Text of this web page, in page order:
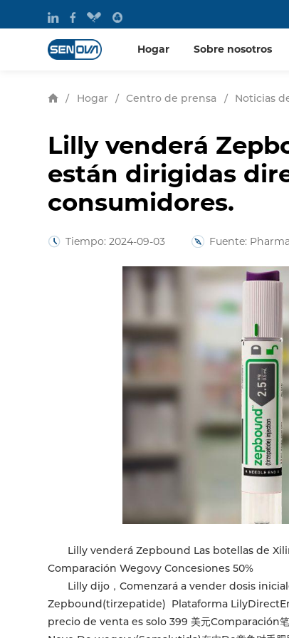
Hogar Sobre nosotros
/ Hogar / Centro de prensa / Noticias
Lilly venderá
están dirigidas
consumidores.
Tiempo: 2024-09-03 Fuente:
Lilly venderá Zepbound Las botellas de
Comparación Wegovy Concesiones 50%
Lilly dijo，Comenzará a vender dosis
Zepbound(tirzepatide) Plataforma
precio de venta es solo 399 美元Comparación